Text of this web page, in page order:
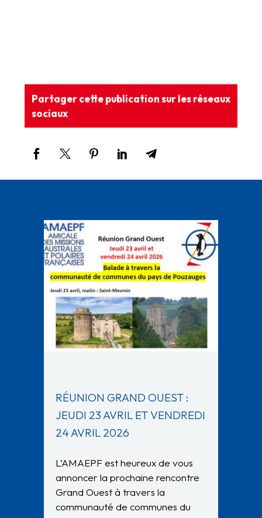
Partager cette publication sur les réseaux
sociaux
RÉUNION GRAND OUEST :
JEUDI 23 AVRIL ET VENDREDI
24 AVRIL 2026
L’AMAEPF est heureux de vous
annoncer la prochaine rencontre
Grand Ouest à travers la
communauté de communes du